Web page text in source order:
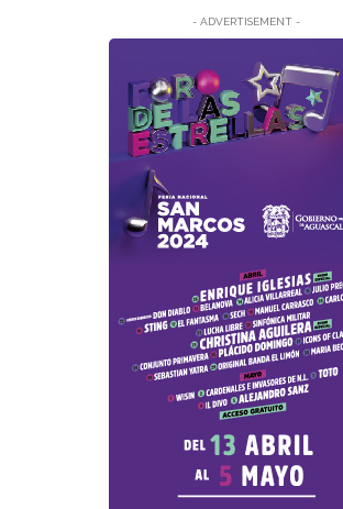
- ADVERTISEMENT -